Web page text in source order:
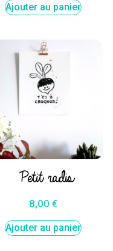
Ajouter au panier
Petit radis
8,00 €
Ajouter au panier